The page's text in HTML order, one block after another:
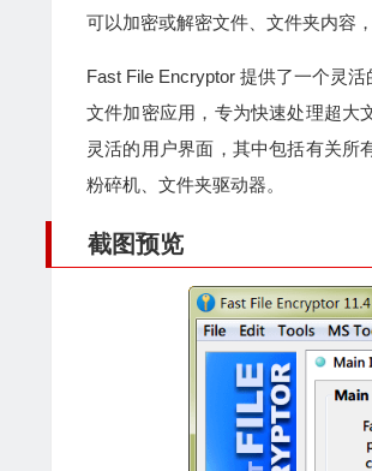
可以加密或解密文件、文件夹内容
Fast File Encryptor 提供了一个灵
文件加密应用，专为快速处理超大
灵活的用户界面，其中包括有关所
粉碎机、文件夹驱动器。
截图预览